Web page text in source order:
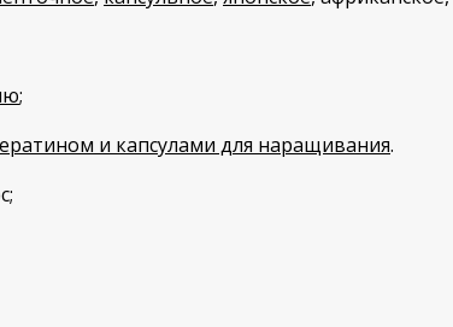
;
и капсулами для наращивания.